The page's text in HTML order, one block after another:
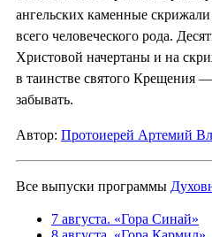
ангельских каменные
всего человеческого рода.
Христовой начертаны и на
в таинстве святого Крещения
забывать.
Автор: Протоиерей Артемий
Все выпуски программы
7 августа. «Гора Синай»